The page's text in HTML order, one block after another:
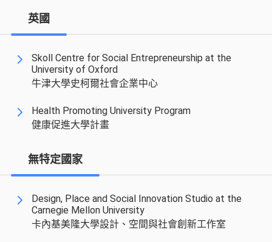
英國
Skoll Centre for Social Entrepreneurship at the
University of Oxford
牛津大學史柯爾社會企業中心
Health Promoting University Program
健康促進大學計畫
無特定國家
Design, Place and Social Innovation Studio at the
Carnegie Mellon University
卡內基美隆大學設計、空間與社會創新工作室